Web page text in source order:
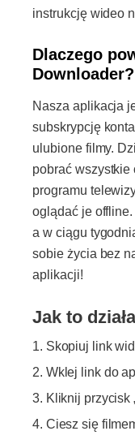
instrukcję wideo
Dlaczego
Downloader?
Nasza aplikacja
subskrypcję
ulubione filmy.
pobrać
programu
oglądać je
a w ciągu
sobie życia bez
aplikacji!
Jak to działa
Skopiuj link
Wklej link do
Kliknij przycisk
Ciesz się